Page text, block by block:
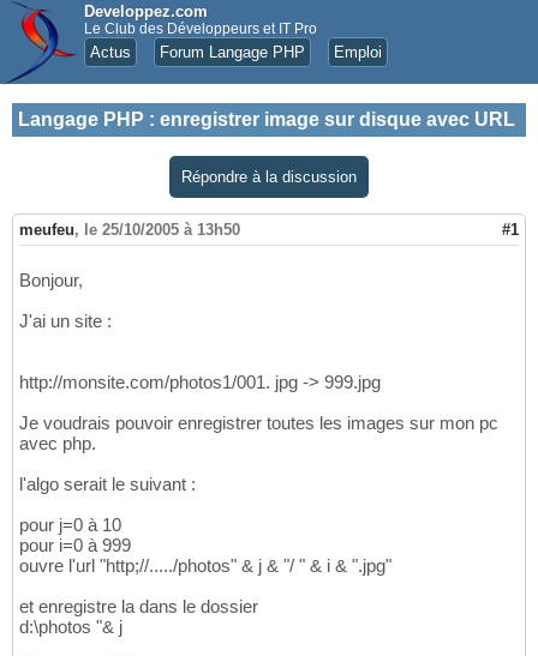
Developpez.com
Le Club des Développeurs et IT Pro
Actus Forum Langage PHP Emploi
Langage PHP : enregistrer image sur disque avec URL
Répondre à la discussion
meufeu, le 25/10/2005 à 13h50 #1
Bonjour,
J'ai un site :
http://monsite.com/photos1/001. jpg -> 999.jpg
Je voudrais pouvoir enregistrer toutes les images sur mon pc
avec php.
l'algo serait le suivant :
pour j=0 à 10
pour i=0 à 999
ouvre l'url "http;//...../photos" & j & "/ " & i & ".jpg"
et enregistre la dans le dossier
d:\photos "& j